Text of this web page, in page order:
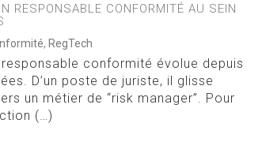
RESPONSABLE CONFORMITÉ AU SEIN
, RegTech
conformité évolue depuis
D’un poste de juriste, il glisse
un métier de “risk manager”. Pour
(…)